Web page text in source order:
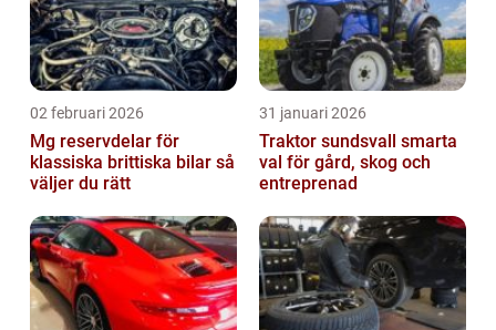
02 februari 2026
Mg reservdelar för
klassiska brittiska bilar så
väljer du rätt
31 januari 2026
Traktor sundsvall smarta
val för gård, skog och
entreprenad